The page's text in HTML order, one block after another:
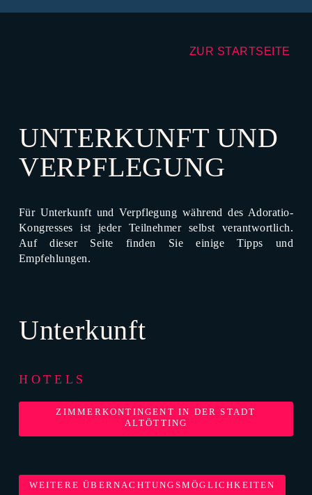
ZUR STARTSEITE
UNTERKUNFT UND
VERPFLEGUNG
Für Unterkunft und Verpflegung während des Adoratio-
Kongresses ist jeder Teilnehmer selbst verantwortlich.
Auf dieser Seite finden Sie einige Tipps und
Empfehlungen.
Unterkunft
HOTELS
ZIMMERKONTINGENT IN DER STADT
ALTÖTTING
WEITERE ÜBERNACHTUNGSMÖGLICHKEITEN